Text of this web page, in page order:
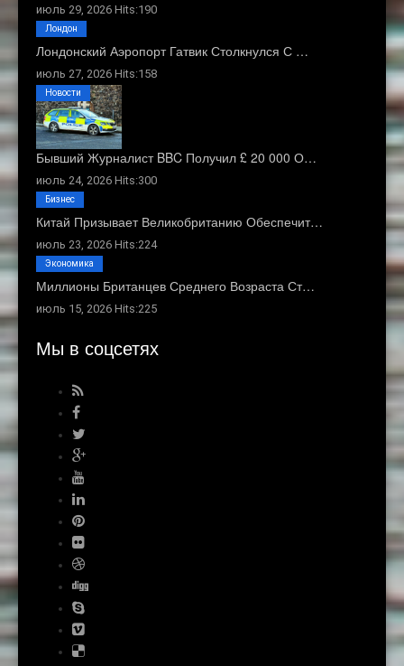
июль 29, 2026 Hits:190
Лондонский Аэропорт Гатвик Столкнулся С …
июль 27, 2026 Hits:158
Лондон
Бывший Журналист BBC Получил £ 20 000 О…
июль 24, 2026 Hits:300
Новости
Китай Призывает Великобританию Обеспечит…
июль 23, 2026 Hits:224
Бизнес
Миллионы Британцев Среднего Возраста Ст…
июль 15, 2026 Hits:225
Экономика
Мы в соцсетях